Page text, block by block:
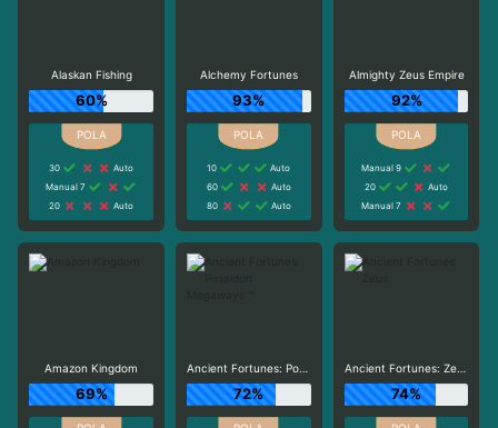
Alaskan Fishing
60%
30
Auto
Manual 7
20
Auto
Alchemy Fortunes
93%
10
Auto
60
Auto
80
Auto
Almighty Zeus Empire
92%
Manual 9
20
Auto
Manual 7
Amazon Kingdom
69%
Ancient Fortunes: Poseidon Megaways ™
72%
Ancient Fortunes: Zeus
74%